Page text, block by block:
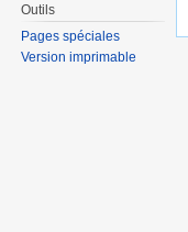
Outils
Pages spéciales
Version imprimable